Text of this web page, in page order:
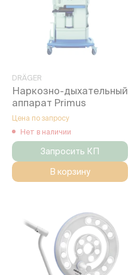
DRÄGER
Наркозно-дыхательный
аппарат Primus
Цена по запросу
Нет в наличии
Запросить КП
В корзину